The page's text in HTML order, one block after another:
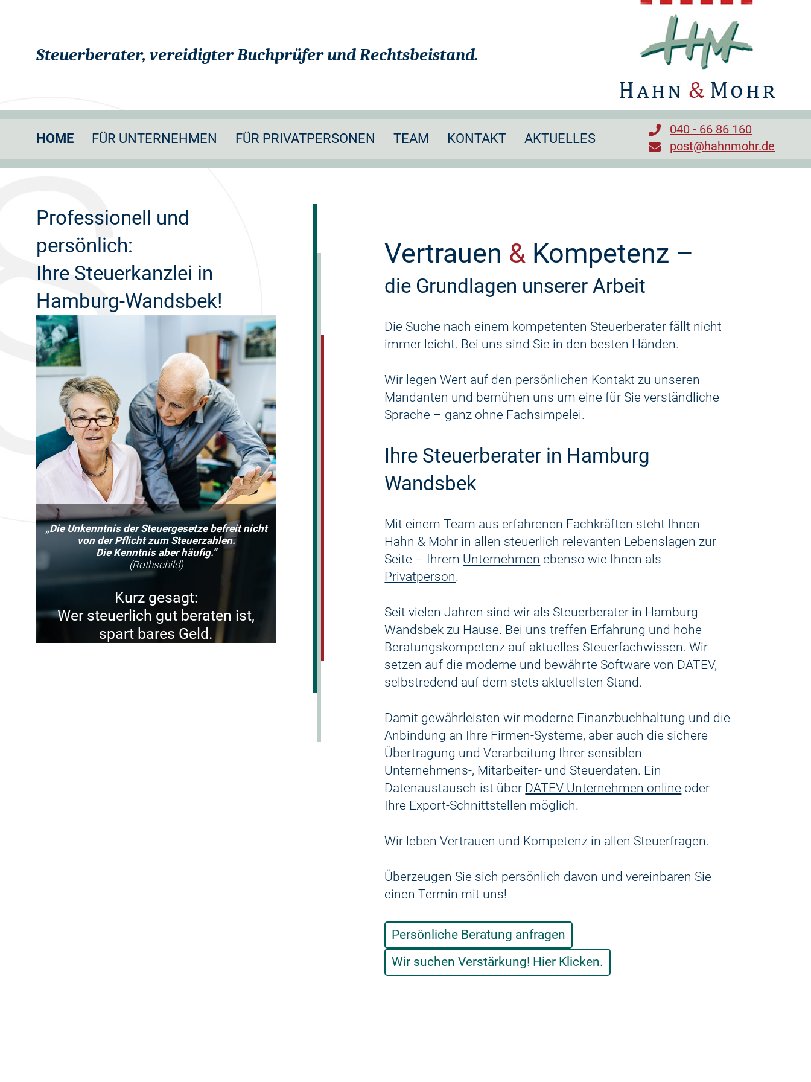
Steuerberater, vereidigter Buchprüfer und Rechtsbeistand.
HOME FÜR UNTERNEHMEN FÜR PRIVATPERSONEN TEAM KONTAKT AKTUELLES
040 - 66 86 160
post@hahnmohr.de
Professionell und
persönlich:
Ihre Steuerkanzlei in
Hamburg-Wandsbek!
„Die Unkenntnis der Steuergesetze befreit nicht
von der Pflicht zum Steuerzahlen.
Die Kenntnis aber häufig.“
(Rothschild)
Kurz gesagt:
Wer steuerlich gut beraten ist,
spart bares Geld.
Vertrauen & Kompetenz –
die Grundlagen unserer Arbeit
Die Suche nach einem kompetenten Steuerberater fällt nicht
immer leicht. Bei uns sind Sie in den besten Händen.
Wir legen Wert auf den persönlichen Kontakt zu unseren
Mandanten und bemühen uns um eine für Sie verständliche
Sprache – ganz ohne Fachsimpelei.
Ihre Steuerberater in Hamburg
Wandsbek
Mit einem Team aus erfahrenen Fachkräften steht Ihnen
Hahn & Mohr in allen steuerlich relevanten Lebenslagen zur
Seite – Ihrem Unternehmen ebenso wie Ihnen als
Privatperson.
Seit vielen Jahren sind wir als Steuerberater in Hamburg
Wandsbek zu Hause. Bei uns treffen Erfahrung und hohe
Beratungskompetenz auf aktuelles Steuerfachwissen. Wir
setzen auf die moderne und bewährte Software von DATEV,
selbstredend auf dem stets aktuellsten Stand.
Damit gewährleisten wir moderne Finanzbuchhaltung und die
Anbindung an Ihre Firmen-Systeme, aber auch die sichere
Übertragung und Verarbeitung Ihrer sensiblen
Unternehmens-, Mitarbeiter- und Steuerdaten. Ein
Datenaustausch ist über DATEV Unternehmen online oder
Ihre Export-Schnittstellen möglich.
Wir leben Vertrauen und Kompetenz in allen Steuerfragen.
Überzeugen Sie sich persönlich davon und vereinbaren Sie
einen Termin mit uns!
Persönliche Beratung anfragen
Wir suchen Verstärkung! Hier Klicken.